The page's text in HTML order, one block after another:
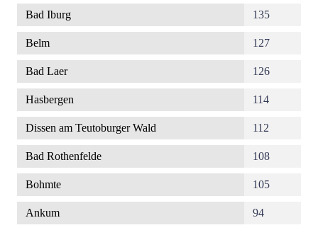
Bad Iburg 135
Belm 127
Bad Laer 126
Hasbergen 114
Dissen am Teutoburger Wald 112
Bad Rothenfelde 108
Bohmte 105
Ankum 94